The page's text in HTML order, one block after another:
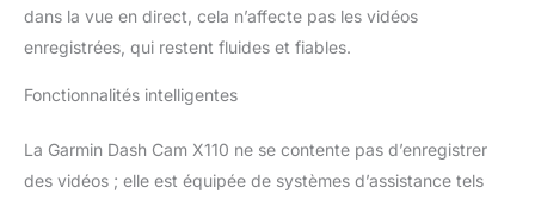
voix pour demander à la
caméra d'enregistrer des
(disponible en anglais,
allemand, français,
dans la vue en direct, cela n’affecte pas les vidéos
enregistrées, qui restent fluides et fiables.
Fonctionnalités intelligentes
La Garmin Dash Cam X110 ne se contente pas d’enregistrer
des vidéos ; elle est équipée de systèmes d’assistance tels